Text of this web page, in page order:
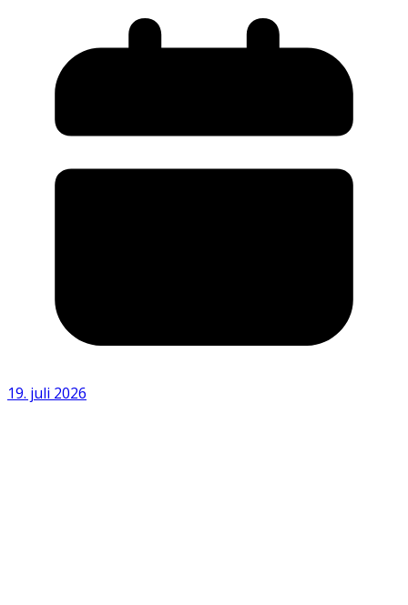
19. juli 2026